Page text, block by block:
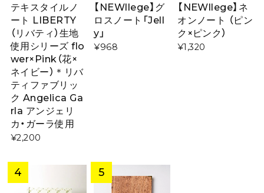
テキスタイルノ
ート LIBERTY
（リバティ）生地
使用シリーズ flo
wer×Pink（花×
ネイビー）＊リバ
ティファブリッ
ク Angelica Ga
rla アンジェリ
カ・ガーラ使用
¥2,200
【NEWllege】グ
ロスノート「Jell
y」
¥968
【NEWllege】ネ
オンノート （ピン
ク×ピンク）
¥1,320